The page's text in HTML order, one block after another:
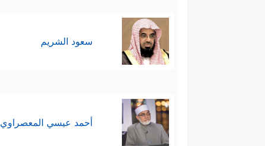
سعود الشريم
أحمد عيسي المعصراوي